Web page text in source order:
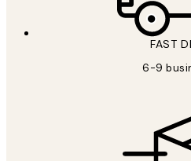
FAST
6-9